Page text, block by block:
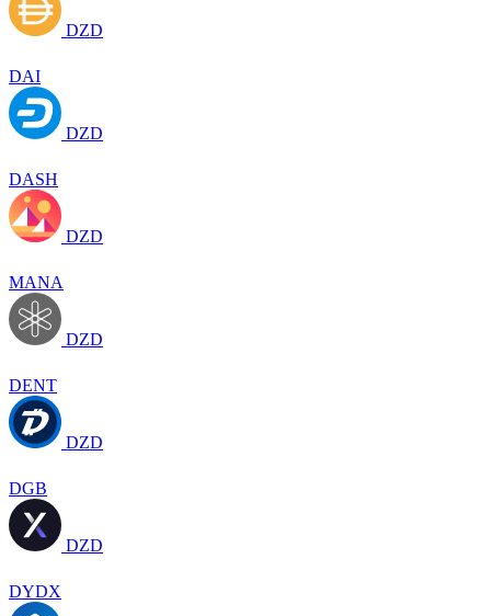
DZD
DAI
DZD
DASH
DZD
MANA
DZD
DENT
DZD
DGB
DZD
DYDX